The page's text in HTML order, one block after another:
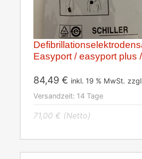
Easyport / easyport plus
84,49 € inkl. 19 % MwSt.
Versandzeit: 14 Tage
71,00 € (Netto)